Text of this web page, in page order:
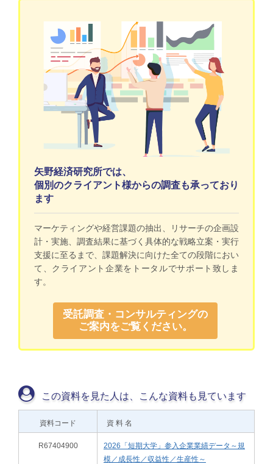
矢野経済研究所では、
個別のクライアント様からの調査も承っており
ます
マーケティングや経営課題の抽出、リサーチの企画設
計・実施、調査結果に基づく具体的な戦略立案・実行
支援に至るまで、課題解決に向けた全ての段階におい
て、クライアント企業をトータルでサポート致しま
す。
受託調査・コンサルティングの
ご案内をご覧ください。
この資料を見た人は、こんな資料も見ています
資料コード 資 料 名
R67404900
2026「短期大学」参入企業業績データ～規
模／成長性／収益性／生産性～